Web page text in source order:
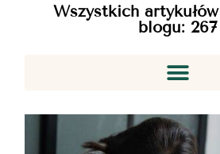
Wszystkich
blogu: 267